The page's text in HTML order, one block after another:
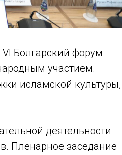
Болгарский форум
участием.
исламской культуры,
деятельности
Пленарное заседание